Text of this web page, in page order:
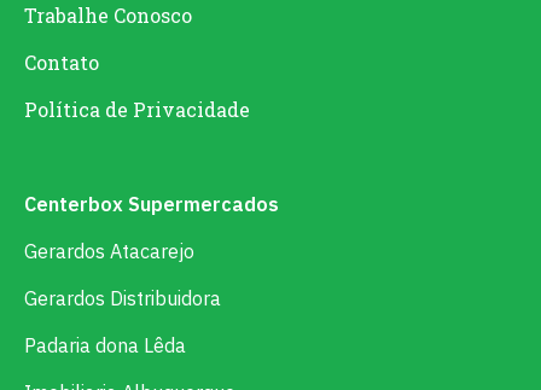
Trabalhe Conosco
Contato
Política de Privacidade
Centerbox Supermercados
Gerardos Atacarejo
Gerardos Distribuidora
Padaria dona Lêda